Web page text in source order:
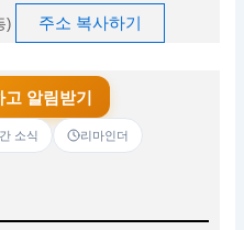
) 주소 복사하기
고 알림받기
소식 리마인더